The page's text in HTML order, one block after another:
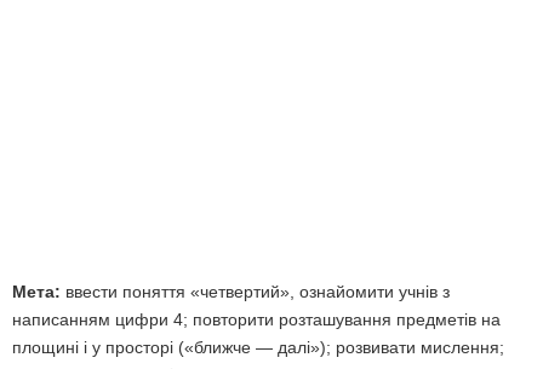
Мета: ввести поняття «четвертий», ознайомити учнів з
написанням цифри 4; повторити розташування предметів на
площині і у просторі («ближче — далі»); розвивати мислення;